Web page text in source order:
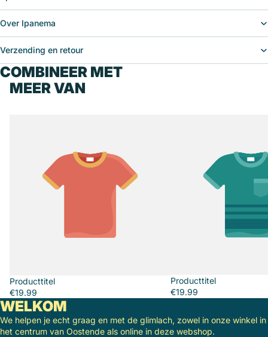
Over Ipanema
Verzending en retour
COMBINEER MET
MEER VAN
Producttitel
€19.99
Producttitel
€19.99
WELKOM
We helpen je echt graag en met de glimlach, zowel in onze winkel in
het centrum van Oostende als online in deze webshop.